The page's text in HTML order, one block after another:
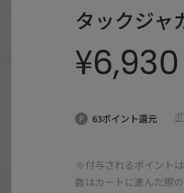
タックジャ
¥6,930
63ポイント還元
※付与されるポイント
数はカートに進んだ際